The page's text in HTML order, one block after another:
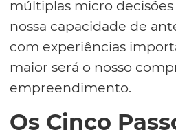
múltiplas micro
nossa capacidade de
com experiências
maior será o nosso
empreendimento.
Os Cinco